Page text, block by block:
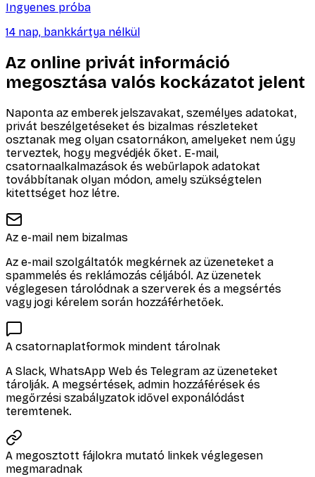
Ingyenes próba
14 nap, bankkártya nélkül
Az online privát információ
megosztása valós kockázatot jelent
Naponta az emberek jelszavakat, személyes adatokat,
privát beszélgetéseket és bizalmas részleteket
osztanak meg olyan csatornákon, amelyeket nem úgy
terveztek, hogy megvédjék őket. E-mail,
csatornaalkalmazások és webűrlapok adatokat
továbbítanak olyan módon, amely szükségtelen
kitettséget hoz létre.
Az e-mail nem bizalmas
Az e-mail szolgáltatók megkérnek az üzeneteket a
spammelés és reklámozás céljából. Az üzenetek
véglegesen tárolódnak a szerverek és a megsértés
vagy jogi kérelem során hozzáférhetőek.
A csatornaplatformok mindent tárolnak
A Slack, WhatsApp Web és Telegram az üzeneteket
tárolják. A megsértések, admin hozzáférések és
megőrzési szabályzatok idővel exponálódást
teremtenek.
A megosztott fájlokra mutató linkek véglegesen
megmaradnak